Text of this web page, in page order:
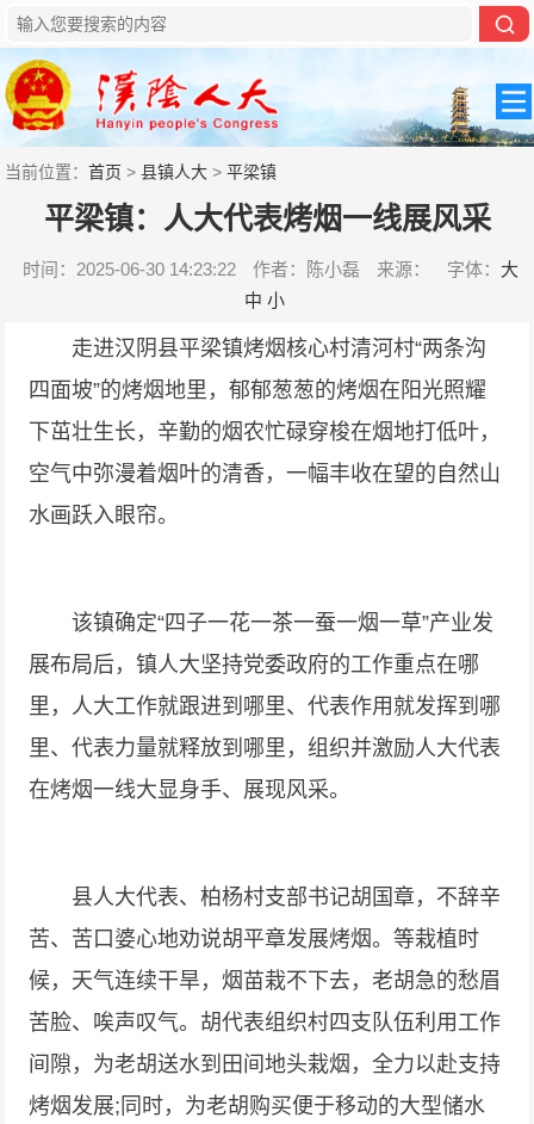
当前位置：首页 >县镇人大 >平梁镇
平梁镇：人大代表烤烟一线展风采
时间：2025-06-30 14:23:22 作者：陈小磊 来源： 字体： 大
中 小
走进汉阴县平梁镇烤烟核心村清河村“两条沟
四面坡”的烤烟地里，郁郁葱葱的烤烟在阳光照耀
下茁壮生长，辛勤的烟农忙碌穿梭在烟地打低叶，
空气中弥漫着烟叶的清香，一幅丰收在望的自然山
水画跃入眼帘。
该镇确定“四子一花一茶一蚕一烟一草”产业发
展布局后，镇人大坚持党委政府的工作重点在哪
里，人大工作就跟进到哪里、代表作用就发挥到哪
里、代表力量就释放到哪里，组织并激励人大代表
在烤烟一线大显身手、展现风采。
县人大代表、柏杨村支部书记胡国章，不辞辛
苦、苦口婆心地劝说胡平章发展烤烟。等栽植时
候，天气连续干旱，烟苗栽不下去，老胡急的愁眉
苦脸、唉声叹气。胡代表组织村四支队伍利用工作
间隙，为老胡送水到田间地头栽烟，全力以赴支持
烤烟发展;同时，为老胡购买便于移动的大型储水